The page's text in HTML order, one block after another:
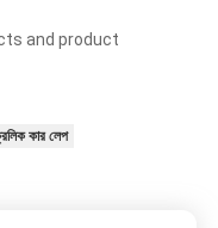
and product
কার লেপ